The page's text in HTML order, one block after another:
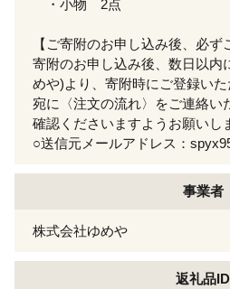
・小物 2点
【ご寄附のお申し込み後、必ず
寄附のお申し込み後、数日以内
めや)より、寄附時にご登録い
宛に〈注文の流れ〉をご連絡い
確認くださいますようお願いし
○送信元メールアドレス：
事業者
株式会社ゆめや
返礼品ID